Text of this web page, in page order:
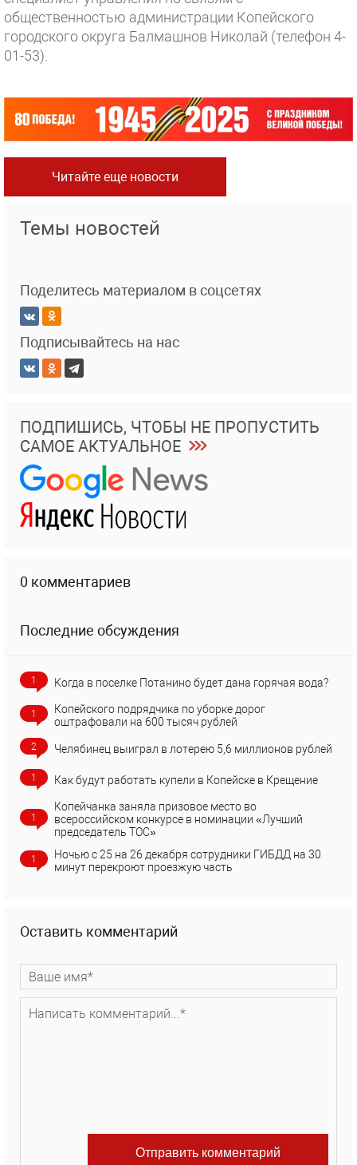
общественностью администрации Копейского
городского округа Балмашнов Николай (телефон 4-
01-53).
Читайте еще новости
Темы новостей
Поделитесь материалом в соцсетях
Подписывайтесь на нас
ПОДПИШИСЬ, ЧТОБЫ НЕ ПРОПУСТИТЬ
САМОЕ АКТУАЛЬНОЕ
0 комментариев
Последние обсуждения
1 Когда в поселке Потанино будет дана горячая вода?
1
Копейского подрядчика по уборке дорог
оштрафовали на 600 тысяч рублей
2 Челябинец выиграл в лотерею 5,6 миллионов рублей
1 Как будут работать купели в Копейске в Крещение
1
Копейчанка заняла призовое место во
всероссийском конкурсе в номинации «Лучший
председатель ТОС»
1
Ночью с 25 на 26 декабря сотрудники ГИБДД на 30
минут перекроют проезжую часть
Оставить комментарий